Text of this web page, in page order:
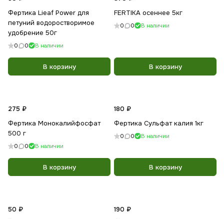
Фертика Lieaf Power для
петуний водоростворимое
удобрение 50г
0 0 В наличии
В корзину
FERTIKA осеннее 5кг
0 0 В наличии
В корзину
275 ₽
Фертика Монокалийфосфат
500 г
0 0 В наличии
В корзину
180 ₽
Фертика Сульфат калия 1кг
0 0 В наличии
В корзину
50 ₽
190 ₽